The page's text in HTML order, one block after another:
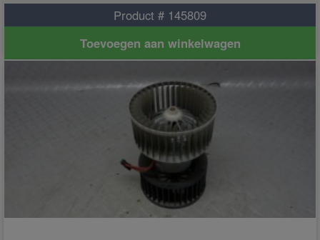
Product # 145809
Toevoegen aan winkelwagen